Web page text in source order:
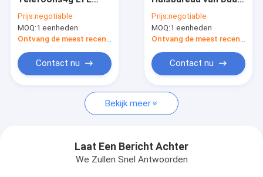
Nieuws
Shopping
Android bevestigde Draadloze Telefoon
4G vaste Draadloze Telefoon
stem Draadloze Huis
&
Prijs:negotiable
MOQ:1 eenheden
Ontvang de meest recente Prijs
Contact nu
van de de
Telefoonreserveaccu
het Draadloze
Prijs:negotiable
MOQ:1 eenheden
Ontvang de meest recente Prijs
Contact nu
Bekijk meer
Laat Een Bericht Achter
We Zullen Snel Antwoorden